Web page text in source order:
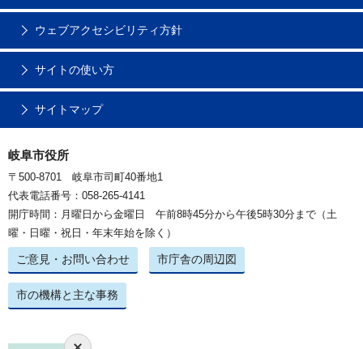
ウェブアクセシビリティ方針
サイトの使い方
サイトマップ
岐阜市役所
〒500-8701 岐阜市司町40番地1
代表電話番号：058-265-4141
開庁時間：月曜日から金曜日 午前8時45分から午後5時30分まで（土
曜・日曜・祝日・年末年始を除く）
ご意見・お問い合わせ 市庁舎の周辺図
市の機構と主な事務